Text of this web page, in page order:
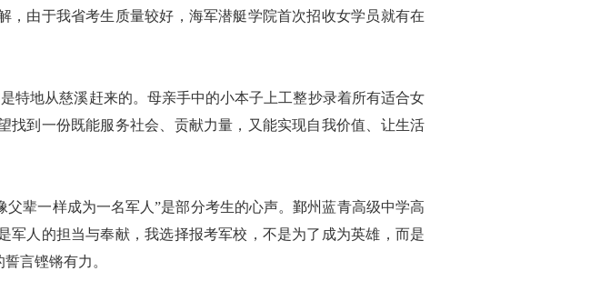
，由于我省考生质量较好，海军潜艇学院首次招收女学员就有在
地从慈溪赶来的。母亲手中的小本子上工整抄录着所有适合女
找到一份既能服务社会、贡献力量，又能实现自我价值、让生活
一样成为一名军人”是部分考生的心声。鄞州蓝青高级中学高
军人的担当与奉献，我选择报考军校，不是为了成为英雄，而是
言铿锵有力。